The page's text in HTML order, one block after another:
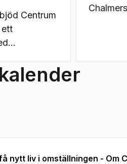
Centrum
ett
– mål,
nytt liv i omställningen -